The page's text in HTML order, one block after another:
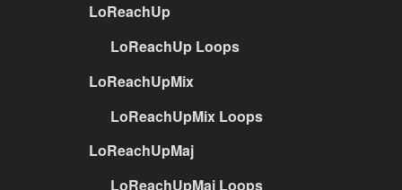
LoReachUp
LoReachUp Loops
LoReachUpMix
LoReachUpMix Loops
LoReachUpMaj
LoReachUpMaj Loops